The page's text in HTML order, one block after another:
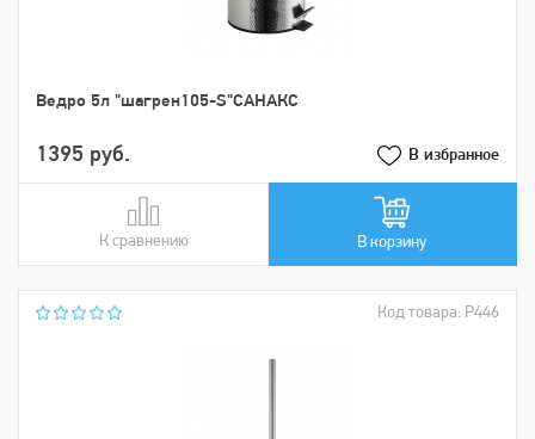
Ведро 5л "шагрен105-S"САНАКС
1395 руб. В избранное
К сравнению
В сравнении В корзину
Код товара: Р446